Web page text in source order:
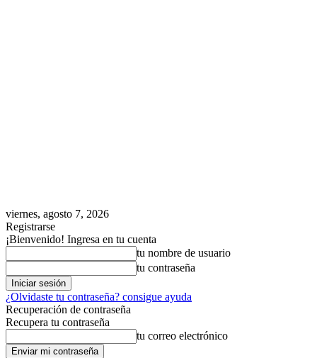
viernes, agosto 7, 2026
Registrarse
¡Bienvenido! Ingresa en tu cuenta
tu nombre de usuario
tu contraseña
¿Olvidaste tu contraseña? consigue ayuda
Recuperación de contraseña
Recupera tu contraseña
tu correo electrónico